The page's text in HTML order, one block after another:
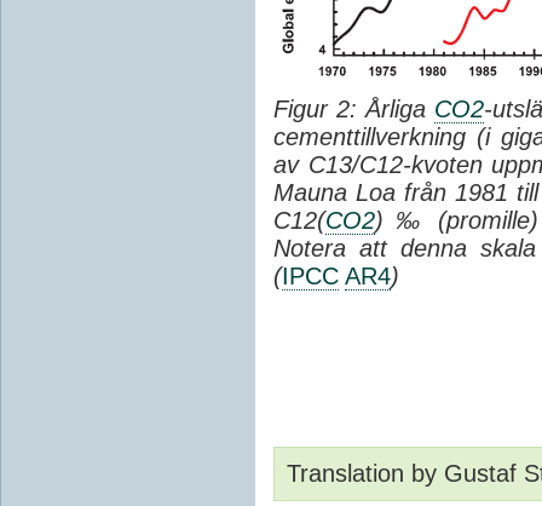
Figur 2: Årliga CO2-
cementtillverkning (i
av C13/C12-kvoten
Mauna Loa från 1981
C12(CO2) ‰ (promille)
Notera att denna
(IPCC AR4)
Translation by Gustaf